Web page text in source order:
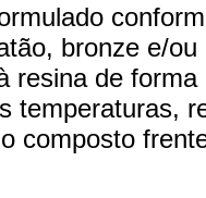
bronze e/
resina de
temperaturas,
composto